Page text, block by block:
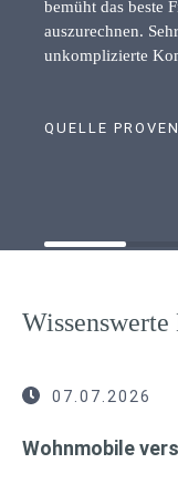
bemüht das beste
auszurechnen.
unkomplizierte
QUELLE
Wissenswerte
07.07.2026
Wohnmobile